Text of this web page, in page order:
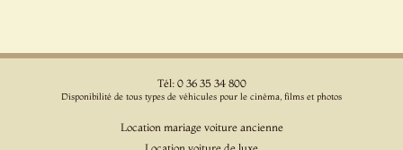
Tél: 0 36 35 34 800
Disponibilité de tous types de véhicules pour le cinéma, films et photos
Location mariage voiture ancienne